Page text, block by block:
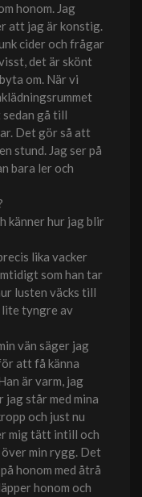
honom. Jag
att jag är konstig.
cider och frågar
det är skönt
om. När vi
gå till
Det gör så att
stund. Jag ser på
bara ler och
känner hur jag blir
lika vacker
som han tar
lusten väcks till
tyngre av
vän säger jag
att få känna
är varm, jag
jag står med mina
och just nu
mig tätt intill och
min rygg. Det
honom med åtrå
honom och